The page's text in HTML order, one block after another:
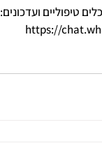
טיפוליים ועדכונים:
https://